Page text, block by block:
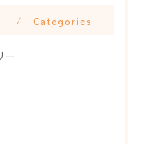
Categories
ー